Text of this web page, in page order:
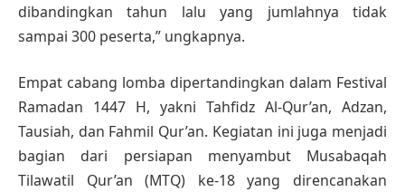
dibandingkan tahun lalu yang jumlahnya tidak
sampai 300 peserta,” ungkapnya.
Empat cabang lomba dipertandingkan dalam Festival
Ramadan 1447 H, yakni Tahfidz Al-Qur’an, Adzan,
Tausiah, dan Fahmil Qur’an. Kegiatan ini juga menjadi
bagian dari persiapan menyambut Musabaqah
Tilawatil Qur’an (MTQ) ke-18 yang direncanakan